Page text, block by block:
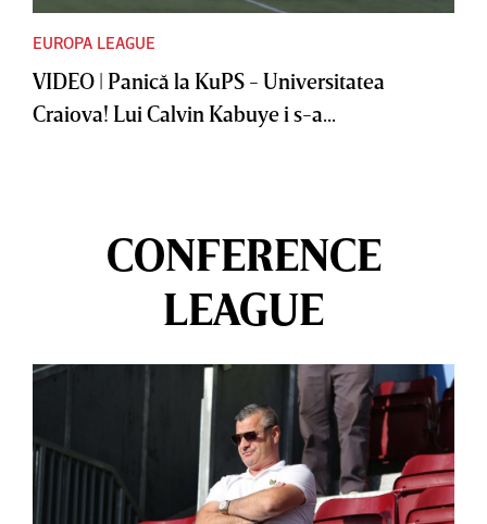
EUROPA LEAGUE
VIDEO | Panică la KuPS - Universitatea
Craiova! Lui Calvin Kabuye i s-a...
CONFERENCE
LEAGUE